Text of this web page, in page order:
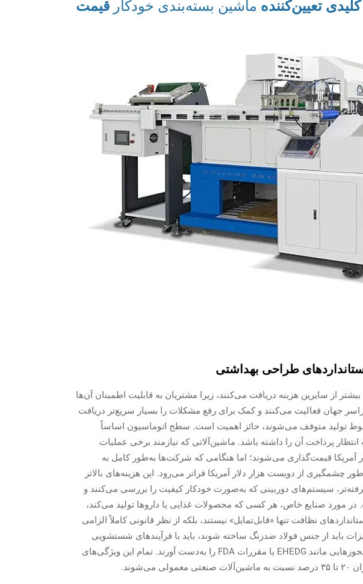
تعیین‌کننده ماشین بسته‌بندی خودکار قیمت
طراحی بهداشتی
بزرگ نام معمولاً ۱۵ تا ۲۵ درصد بیشتر از سایرین هزینه دریافت می‌کنند، زیرا مشتریان به قابلیت اطمینان آن‌ها
جهان فعالیت می‌کنند و کمک برای رفع مشکلات را بسیار سریع‌تر دریافت
تولید متوقف می‌شوند، حائز اهمیت است. سطح اتوماسیون اساساً
پرداخت آن را داشته باشد. ماشین‌آلاتی که نیازمند برخی عملیات
آمریکا قیمت‌گذاری می‌شوند؛ اما هنگامی که شرکت‌ها به‌طور کامل به
چشمگیری از دویست هزار دلار آمریکا فراتر می‌رود. این هزینه‌های بالاتر
سیستم‌های دوربینی که به‌صورت خودکار کیفیت را بررسی می‌کنند و
مورد صنایع خاص، هر کسی که محصولات غذایی یا داروها تولید می‌کند،
نظافت تنها «قابل‌تمایل» نیستند، بلکه از نظر قانونی کاملاً الزامی
باید از جنس فولاد ضدزنگ ساخته شوند، باید با فرآیندهای شستشویی
مانند CIP و SIP سازگان داشته باشند و باید مجوزهایی مانند EHEDG یا مقررات FDA را به‌دست آورند. تمام این ویژگی‌های